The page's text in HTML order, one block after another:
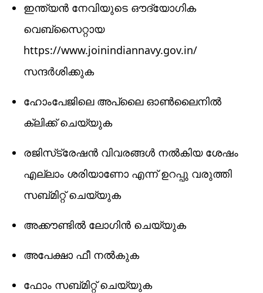
ഇന്ത്യൻ നേവിയുടെ ഔദ്യോഗിക
വെബ്‌സൈറ്റായ
https://www.joinindiannavy.gov.in/
സന്ദർശിക്കുക
ഹോംപേജിലെ അപ്ലൈ ഓൺലൈനിൽ
ക്ലിക്ക് ചെയ്യുക
രജിസ്‌ട്രേഷൻ വിവരങ്ങൾ നൽകിയ ശേഷം
എല്ലാം ശരിയാണോ എന്ന് ഉറപ്പു വരുത്തി
സബ്മിറ്റ് ചെയ്യുക
അക്കൗണ്ടിൽ ലോഗിൻ ചെയ്യുക
അപേക്ഷാ ഫീ നൽകുക
ഫോം സബ്മിറ്റ് ചെയ്യുക